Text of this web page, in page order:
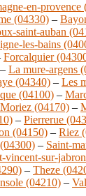
en-provence
(04330) –
saint-auban
les-bains
Forcalquier
– La mure-argens
(04340) – Les
(04100) –
Moriez (04170) –
– Pierrerue
(04150) – Riez
– Saint-
vincent-sur-
– Theze
(04210) –